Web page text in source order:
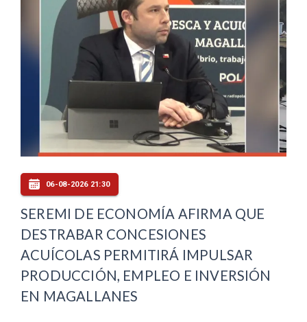
06-08-2026 21:30
SEREMI DE ECONOMÍA AFIRMA QUE
DESTRABAR CONCESIONES
ACUÍCOLAS PERMITIRÁ IMPULSAR
PRODUCCIÓN, EMPLEO E INVERSIÓN
EN MAGALLANES